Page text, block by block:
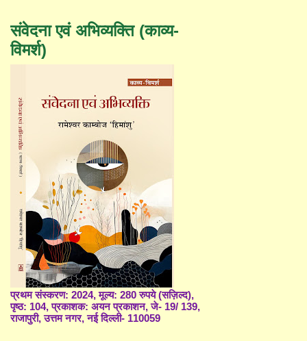
संवेदना एवं अभिव्यक्ति (काव्य-
विमर्श)
प्रथम संस्करण: 2024, मूल्य: 280 रुपये (सज़िल्द),
पृष्ठ: 104, प्रकाशक: अयन प्रकाशन, जे- 19/ 139,
राजापुरी, उत्तम नगर, नई दिल्ली- 110059